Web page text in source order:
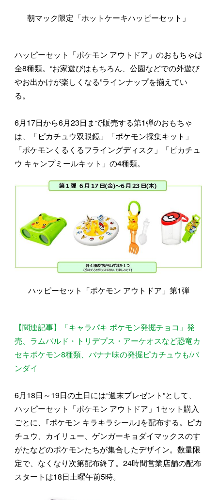
朝マック限定「ホットケーキハッピーセット」
ハッピーセット「ポケモン アウトドア」のおもちゃは
全8種類。“お家遊びはもちろん、公園などでの外遊び
やお出かけが楽しくなる”ラインナップを揃えてい
る。
6月17日から6月23日まで販売する第1弾のおもちゃ
は、「ピカチュウ双眼鏡」「ポケモン採集キット」
「ポケモンくるくるフライングディスク」「ピカチュ
ウ キャンプミールキット」の4種類。
ハッピーセット「ポケモン アウトドア」第1弾
【関連記事】「キャラパキ ポケモン発掘チョコ」発
売、ラムパルド・トリデプス・アーケオスなど恐竜カ
セキポケモン8種類、バナナ味の発掘ピカチュウも/バ
ンダイ
6月18日～19日の土日には“週末プレゼント”として、
ハッピーセット「ポケモン アウトドア」1セット購入
ごとに、｢ポケモン キラキラシール｣を配布する。ピカ
チュウ、カイリュー、ゲンガーキョダイマックスのす
がたなどのポケモンたちが集合したデザイン。数量限
定で、なくなり次第配布終了。24時間営業店舗の配布
スタートは18日土曜午前5時。